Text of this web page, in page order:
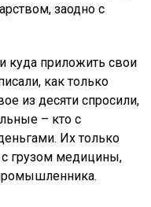
заодно с
куда приложить свои
как только
из десяти спросили,
– кто с
Их только
грузом медицины,